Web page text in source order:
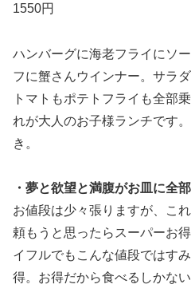
1550円
ハンバーグに海老フライにソ
フに蟹さんウインナー。サラ
トマトもポテトフライも全部
れが大人のお子様ランチです
き。
・夢と欲望と満腹がお皿に全
お値段は少々張りますが、こ
頼もうと思ったらスーパーお
イフルでもこんな値段ではす
得。お得だから食べるしかない